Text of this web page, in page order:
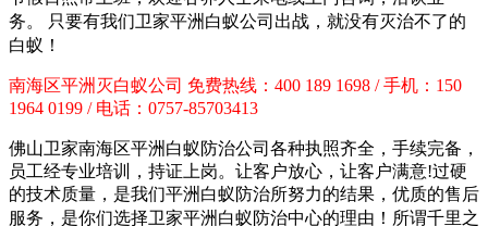
务。 只要有我们卫家平洲白蚁公司出战，就没有灭治不了的
白蚁！
南海区平洲灭白蚁公司 免费热线：400 189 1698 / 手机：150
1964 0199 / 电话：0757-85703413
佛山卫家南海区平洲白蚁防治公司各种执照齐全，手续完备，
员工经专业培训，持证上岗。让客户放心，让客户满意!过硬
的技术质量，是我们平洲白蚁防治所努力的结果，优质的售后
服务，是你们选择卫家平洲白蚁防治中心的理由！ 所谓千里之